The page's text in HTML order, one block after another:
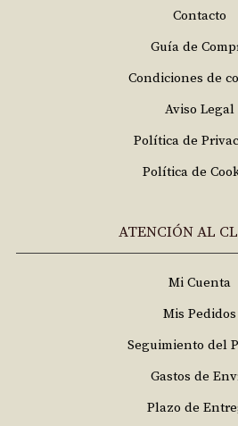
Contacto
Guía de
Condiciones de
Aviso Legal
Política de
Política de
ATENCIÓN AL
Mi Cuenta
Mis Pedidos
Seguimiento del
Gastos de
Plazo de